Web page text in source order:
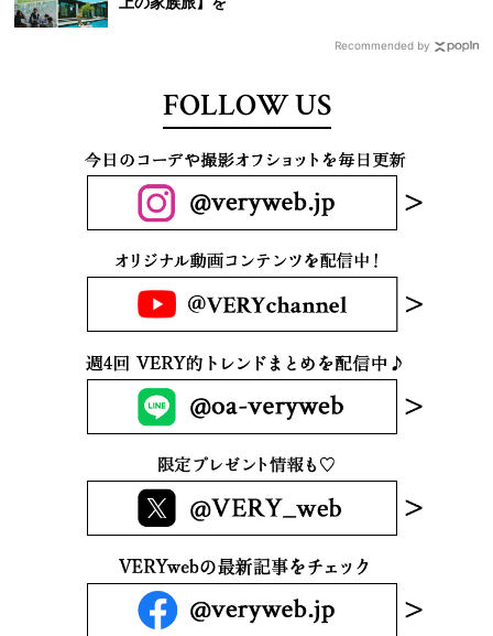
Recommended by
FOLLOW US